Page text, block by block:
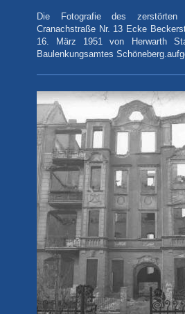
Die
Fotografie des
Cranachstraße Nr. 13 Ecke
16. März 1951 von Herwarth
Baulenkungsamtes